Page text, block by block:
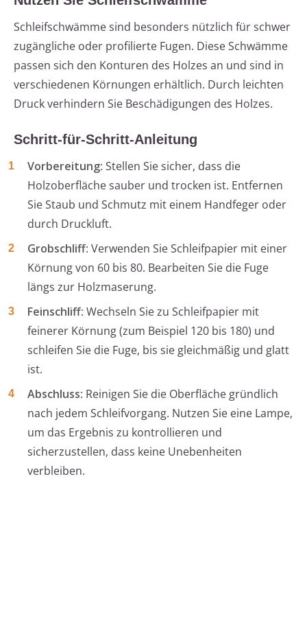
Schleifschwämme sind besonders nützlich für schwer
zugängliche oder profilierte Fugen. Diese Schwämme
passen sich den Konturen des Holzes an und sind in
verschiedenen Körnungen erhältlich. Durch leichten
Druck verhindern Sie Beschädigungen des Holzes.
Schritt-für-Schritt-Anleitung
Vorbereitung: Stellen Sie sicher, dass die
Holzoberfläche sauber und trocken ist. Entfernen
Sie Staub und Schmutz mit einem Handfeger oder
durch Druckluft.
Grobschliff: Verwenden Sie Schleifpapier mit einer
Körnung von 60 bis 80. Bearbeiten Sie die Fuge
längs zur Holzmaserung.
Feinschliff: Wechseln Sie zu Schleifpapier mit
feinerer Körnung (zum Beispiel 120 bis 180) und
schleifen Sie die Fuge, bis sie gleichmäßig und glatt
ist.
Abschluss: Reinigen Sie die Oberfläche gründlich
nach jedem Schleifvorgang. Nutzen Sie eine Lampe,
um das Ergebnis zu kontrollieren und
sicherzustellen, dass keine Unebenheiten
verbleiben.